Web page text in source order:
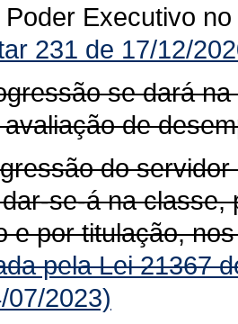
Executivo
231 de 17/12/
se dará
de
do
se-á na classe,
e por titulação,
pela Lei 21367
07/2023)